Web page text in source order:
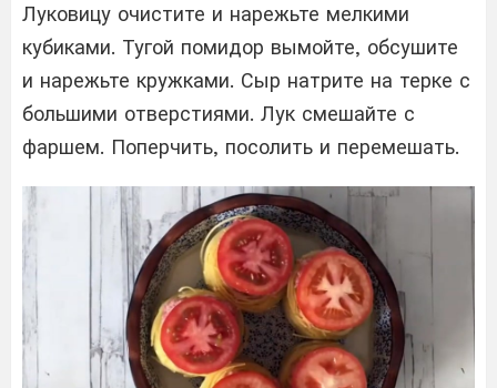
Луковицу очистите и нарежьте мелкими
кубиками. Тугой помидор вымойте, обсушите
и нарежьте кружками. Сыр натрите на терке с
большими отверстиями. Лук смешайте с
фаршем. Поперчить, посолить и перемешать.